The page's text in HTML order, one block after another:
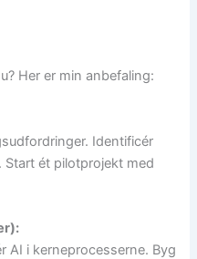
Her er min anbefaling:
Identificér
ét pilotprojekt med
AI i kerneprocesserne. Byg